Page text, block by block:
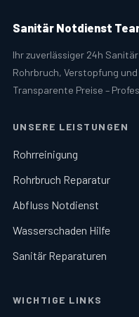
Sanitär Notdienst
Ihr zuverlässiger 24h
Rohrbruch, Verstopfung
Transparente Preise –
UNSERE LEISTUNGEN
Rohrreinigung
Rohrbruch Reparatur
Abfluss Notdienst
Wasserschaden Hilfe
Sanitär Reparaturen
WICHTIGE LINKS